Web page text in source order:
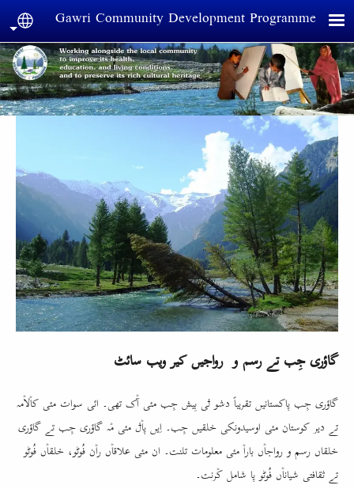
Skip to main content
Gawri Community Development Programme
گاؤری جِب تے رسم و رواجیں کیر ویب سائٹ
گاؤری جِب پاکستانیں تقریباً دشو ݪی بِیش جِب مئی آٞک تھی۔ ائی سوات مئی کاٞلاٞمہ
تے دیر کوستان مئی اوسیدونکی خلقیں جِب۔ اِیں پاٞݪ مئی مٞہ گاؤری جِب تے گاؤری
خلقاں رسم و رواجاٞں باراٞ مئی معلومات تلنت۔ ان مئی علاقاٞں راٞن فُوٹو، خلقاٞں فُوٹو
تے ثقافتی شیاناٞں فُوٹو پا شامل کٞرنت۔